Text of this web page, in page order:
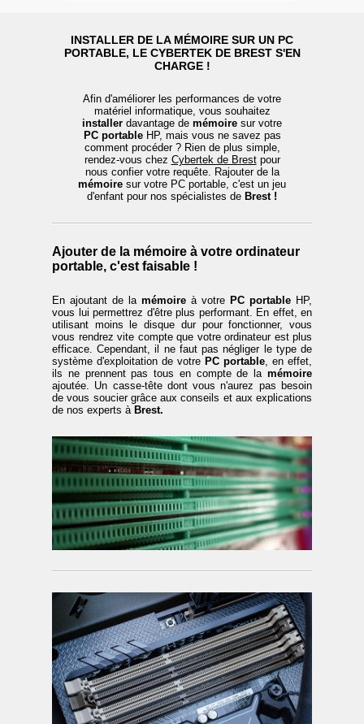
INSTALLER DE LA MÉMOIRE SUR UN PC
PORTABLE, LE CYBERTEK DE BREST S'EN
CHARGE !
Afin d'améliorer les performances de votre
matériel informatique, vous souhaitez
installer davantage de mémoire sur votre
PC portableHP, mais vous ne savez pas
comment procéder ? Rien de plus simple,
rendez-vous chez Cybertek de Brestpour
nous confier votre requête. Rajouter de la
mémoire sur votre PC portable, c'est un jeu
d'enfant pour nos spécialistes de Brest !
Ajouter de la mémoire à votre ordinateur
portable, c'est faisable !
En ajoutant de la mémoire à votre PC portable HP,
vous lui permettrez d'être plus performant. En effet, en
utilisant moins le disque dur pour fonctionner, vous
vous rendrez vite compte que votre ordinateur est plus
efficace. Cependant, il ne faut pas négliger le type de
système d'exploitation de votre PC portable, en effet,
ils ne prennent pas tous en compte de la mémoire
ajoutée. Un casse-tête dont vous n'aurez pas besoin
de vous soucier grâce aux conseils et aux explications
de nos experts à Brest.